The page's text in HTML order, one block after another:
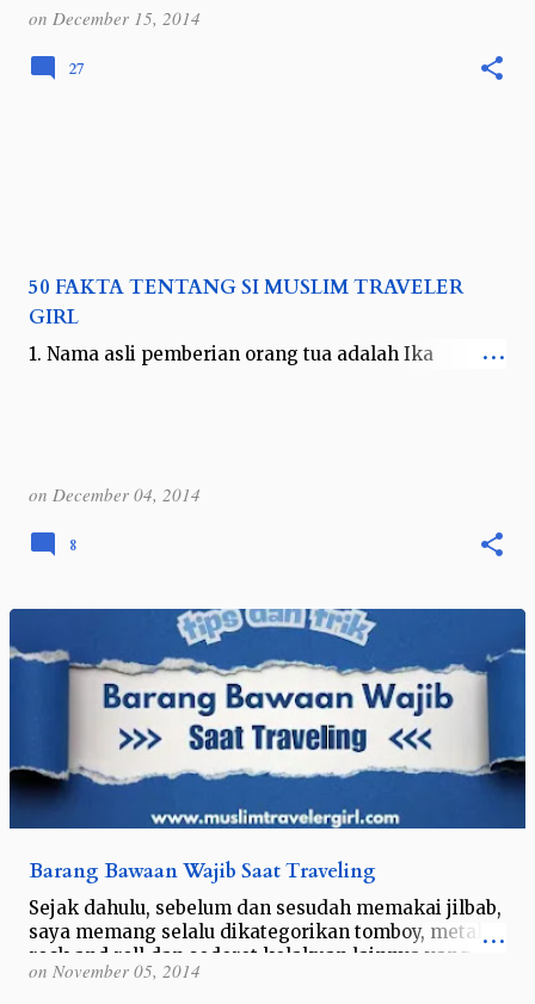
mas Depz kalau foto saya terpilih menjadi
pemenang Turnamen Foto Perjalanan Ronde ke 52
yang bertema Framing. Padahal pas kirim fotonya…
on December 15, 2014
27
50 FAKTA TENTANG SI MUSLIM TRAVELER
GIRL
1. Nama asli pemberian orang tua adalah Ika
on December 04, 2014
8
Barang Bawaan Wajib Saat Traveling
Sejak dahulu, sebelum dan sesudah memakai jilbab,
saya memang selalu dikategorikan tomboy, metal,
rock and roll dan sederet kelakuan lainnya yang
seharusnya sih milik para lelaki.…
on November 05, 2014